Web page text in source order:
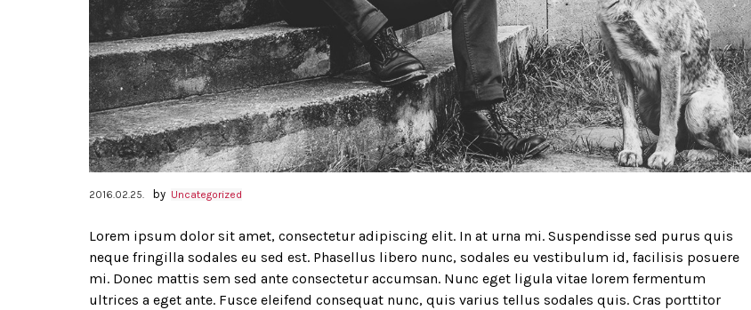
2016.02.25. by Uncategorized
Lorem ipsum dolor sit amet, consectetur adipiscing elit. In at urna mi. Suspendisse sed purus quis
neque fringilla sodales eu sed est. Phasellus libero nunc, sodales eu vestibulum id, facilisis posuere
mi. Donec mattis sem sed ante consectetur accumsan. Nunc eget ligula vitae lorem fermentum
ultrices a eget ante. Fusce eleifend consequat nunc, quis varius tellus sodales quis. Cras porttitor